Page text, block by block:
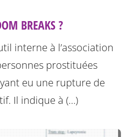
BREAKS ?
interne à l’association
prostituées
eu une rupture de
Il indique à (…)